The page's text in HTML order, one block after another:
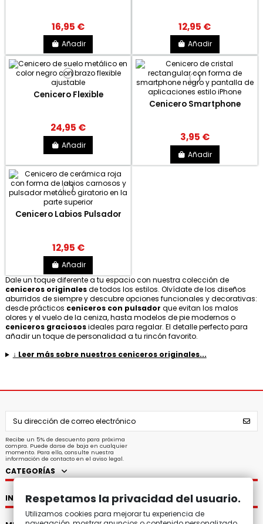
16,95 €
Añadir
12,95 €
Añadir
Cenicero Flexible
24,95 €
Añadir
Cenicero Smartphone
3,95 €
Añadir
Cenicero Labios Pulsador
12,95 €
Añadir
Dale un toque diferente a tu espacio con nuestra colección de
ceniceros originalesde todos los estilos. Olvídate de los diseños
aburridos de siempre y descubre opciones funcionales y decorativas:
desde prácticos ceniceros con pulsador que evitan los malos
olores y el vuelo de la ceniza, hasta modelos de pie modernos o
ceniceros graciososideales para regalar. El detalle perfecto para
añadir un toque de personalidad a tu rincón favorito.
↓ Leer más sobre nuestros ceniceros originales...
Recibe un 5% de descuento para próxima
compra. Puede darse de baja en cualquier
momento. Para ello, consulte nuestra
información de contacto en el aviso legal.
CATEGORÍAS
INFORMACIÓN
Respetamos la privacidad del usuario.
Utilizamos cookies para mejorar tu experiencia de